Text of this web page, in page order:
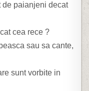
de paianjeni decat
cea rece ?
sau sa cante,
sunt vorbite in